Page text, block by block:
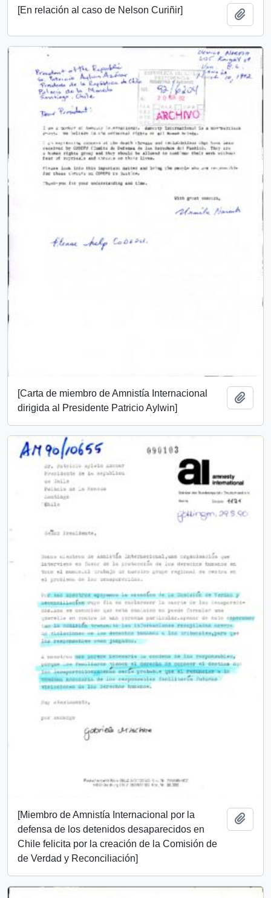
[En relación al caso de Nelson Curiñir]
[Carta de miembro de Amnistía Internacional
dirigida al Presidente Patricio Aylwin]
[Miembro de Amnistía Internacional por la
defensa de los detenidos desaparecidos en
Chile felicita por la creación de la Comisión de
de Verdad y Reconciliación]